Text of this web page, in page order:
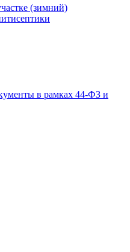
(зимний)
в рамках 44-ФЗ и